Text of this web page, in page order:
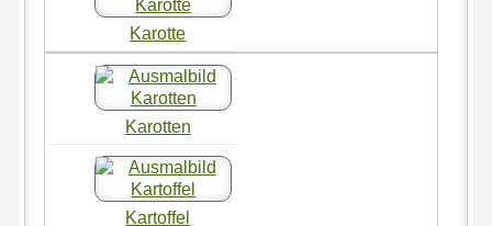
Karotte
Karotten
Kartoffel